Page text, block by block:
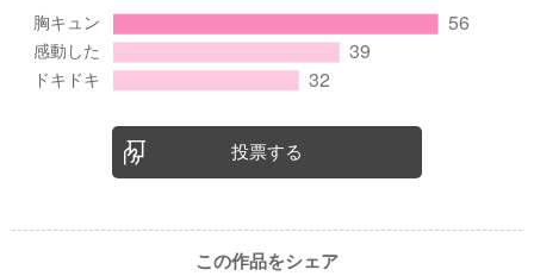
投票する
この作品をシェア